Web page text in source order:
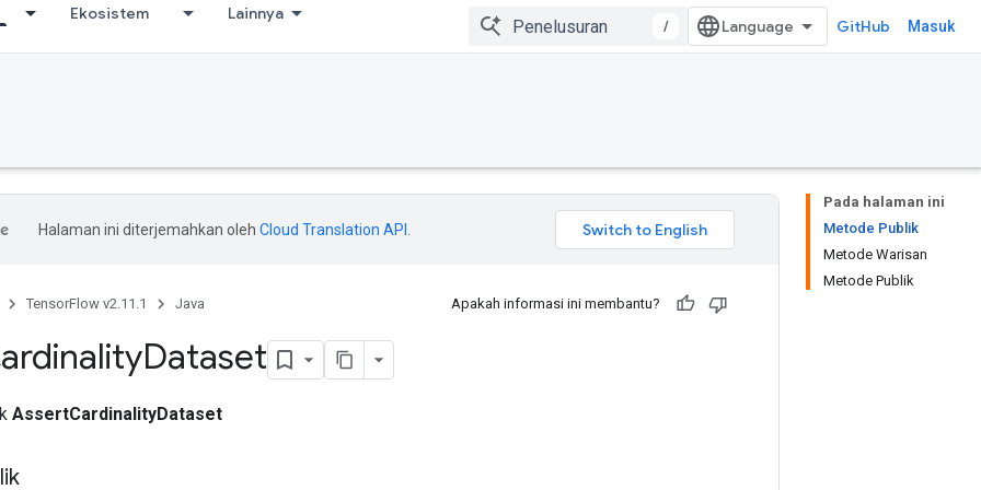
Ekosistem Lainnya
/ GitHub Masuk
Pada halaman ini
Metode Publik
Metode Warisan
Metode Publik
Halaman ini diterjemahkan oleh Cloud Translation API
TensorFlow v2.11.1 Java Apakah informasi ini membantu?
Dataset
AssertCardinalityDataset